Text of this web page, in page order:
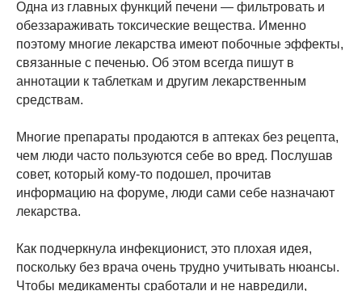
Одна из главных функций печени — фильтровать и
обеззараживать токсические вещества. Именно
поэтому многие лекарства имеют побочные эффекты,
связанные с печенью. Об этом всегда пишут в
аннотации к таблеткам и другим лекарственным
средствам.
Многие препараты продаются в аптеках без рецепта,
чем люди часто пользуются себе во вред. Послушав
совет, который кому-то подошел, прочитав
информацию на форуме, люди сами себе назначают
лекарства.
Как подчеркнула инфекционист, это плохая идея,
поскольку без врача очень трудно учитывать нюансы.
Чтобы медикаменты сработали и не навредили,